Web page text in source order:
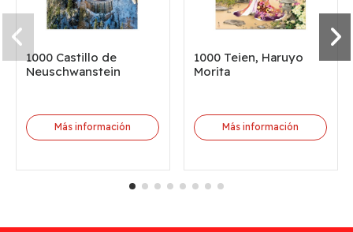
1000 Castillo de
Neuschwanstein
Más información
1000 Teien, Haruyo
Morita
Más información